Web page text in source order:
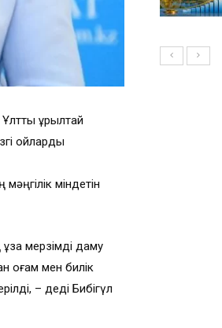
құрылтай
ойларды
міндетін
мерзімді даму
мен билік
– деді Бибігүл